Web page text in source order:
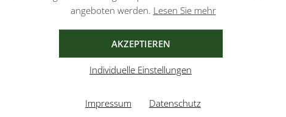
angeboten werden. Lesen Sie mehr
AKZEPTIEREN
Individuelle Einstellungen
Impressum Datenschutz